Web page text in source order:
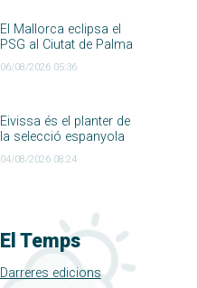
El Mallorca eclipsa el
PSG al Ciutat de Palma
06/08/2026 05:36
Eivissa és el planter de
la selecció espanyola
04/08/2026 08:24
El Temps
Darreres edicions